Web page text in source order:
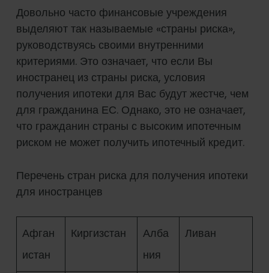
Довольно часто финансовые учреждения
выделяют так называемые «страны риска»,
руководствуясь своими внутренними
критериями. Это означает, что если Вы
иностранец из страны риска, условия
получения ипотеки для Вас будут жестче, чем
для гражданина ЕС. Однако, это не означает,
что гражданин страны с высоким ипотечным
риском не может получить ипотечный кредит.
Перечень стран риска для получения ипотеки
для иностранцев
Афган
истан
Киргизстан
Алба
ния
Ливан